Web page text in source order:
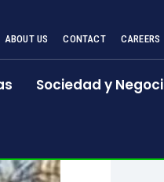
ABOUT US CONTACT CAREERS
Sociedad y